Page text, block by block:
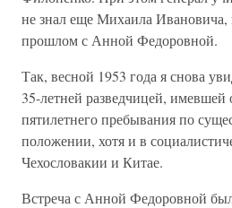
не знал еще Михаила
прошлом с Анной Федоровной.
Так, весной 1953 года я снова
35-летней разведчицей, имевшей
пятилетнего пребывания по
положении, хотя и в
Чехословакии и Китае.
Встреча с Анной Федоровной